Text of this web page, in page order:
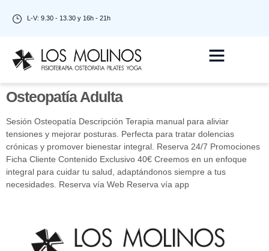
L-V: 9.30 - 13.30 y 16h - 21h
Osteopatía Adulta
Sesión Osteopatía Descripción Terapia manual para aliviar
tensiones y mejorar posturas. Perfecta para tratar dolencias
crónicas y promover bienestar integral. Reserva 24/7 Promociones
Ficha Cliente Contenido Exclusivo 40€ Creemos en un enfoque
integral para cuidar tu salud, adaptándonos siempre a tus
necesidades. Reserva vía Web Reserva vía app